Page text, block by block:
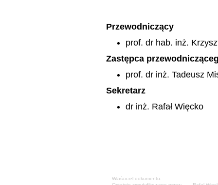
Przewodniczący
prof. dr hab. inż.
Zastępca
prof. dr inż. Tadeusz
Sekretarz
dr inż. Rafał Więcko
Właściciel dokumentu: